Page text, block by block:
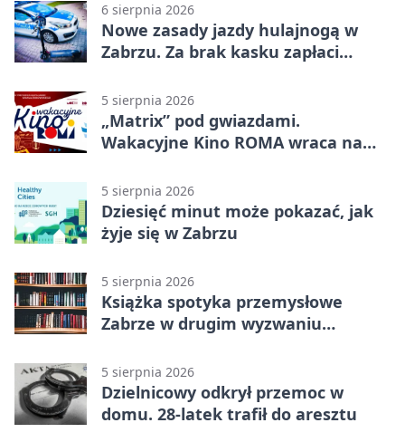
6 sierpnia 2026
Nowe zasady jazdy hulajnogą w
Zabrzu. Za brak kasku zapłaci
5 sierpnia 2026
„Matrix” pod gwiazdami.
Wakacyjne Kino ROMA wraca na
5 sierpnia 2026
Dziesięć minut może pokazać, jak
żyje się w Zabrzu
5 sierpnia 2026
Książka spotyka przemysłowe
Zabrze w drugim wyzwaniu
5 sierpnia 2026
Dzielnicowy odkrył przemoc w
domu. 28-latek trafił do aresztu